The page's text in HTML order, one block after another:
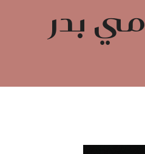
مي بدر